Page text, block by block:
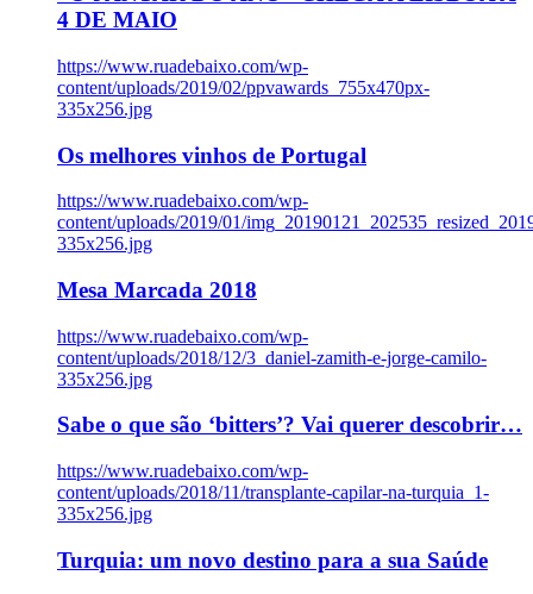
4 DE MAIO
https://www.ruadebaixo.com/wp-
content/uploads/2019/02/ppvawards_755x470px-
335x256.jpg
Os melhores vinhos de Portugal
https://www.ruadebaixo.com/wp-
content/uploads/2019/01/
335x256.jpg
Mesa Marcada 2018
https://www.ruadebaixo.com/wp-
content/uploads/2018/12/3_daniel-zamith-e-jorge-camilo-
335x256.jpg
Sabe o que são ‘bitters’? Vai querer descobrir…
https://www.ruadebaixo.com/wp-
content/uploads/2018/11/transplante-capilar-na-turquia_1-
335x256.jpg
Turquia: um novo destino para a sua Saúde